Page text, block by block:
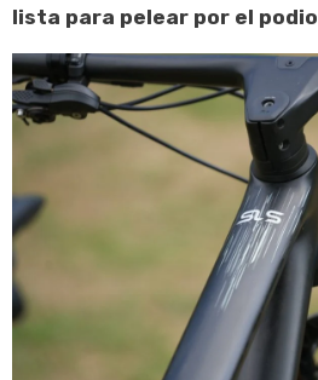
lista para pelear por el podio